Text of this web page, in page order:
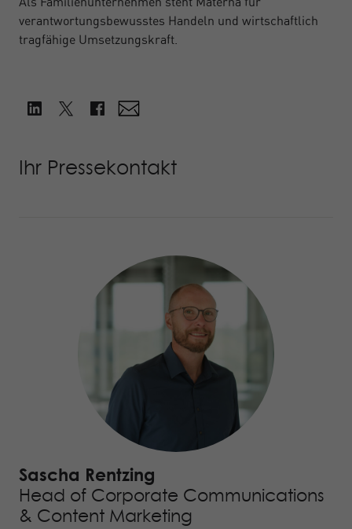
verantwortungsbewusstes Handeln und wirtschaftlich
tragfähige Umsetzungskraft.
Ihr Pressekontakt
Sascha Rentzing
Head of Corporate Communications
& Content Marketing